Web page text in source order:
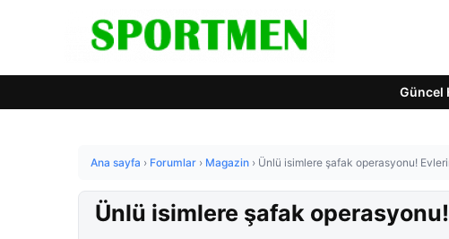
Güncel
Ana sayfa › Forumlar › Magazin › Ünlü isimlere şafak operasyonu!
Ünlü isimlere şafak